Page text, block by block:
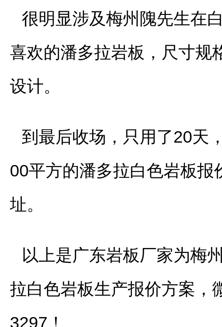
很明显涉及梅州隗先生在
喜欢的潘多拉岩板，尺寸规
设计。
到最后收场，只用了20天
00平方的潘多拉白色岩板
址。
以上是广东岩板厂家为梅
拉白色岩板生产报价方案，
3297！